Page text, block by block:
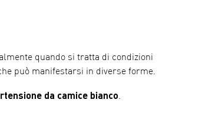
quando si tratta di condizioni
può manifestarsi in diverse forme.
da camice bianco.